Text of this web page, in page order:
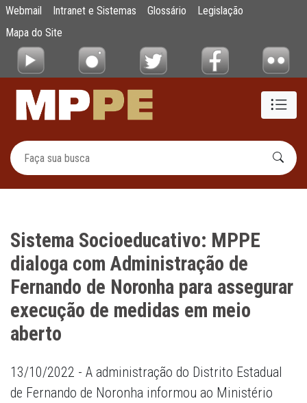
Pular para o Conteúdo principal
Sistema Socioeducativo: MPPE dialoga
Webmail Intranet e Sistemas Glossário
Legislação
Mapa do Site
Sistema Socioeducativo: MPPE
dialoga com Administração de
Fernando de Noronha para assegurar
execução de medidas em meio
aberto
13/10/2022 - A administração do Distrito Estadual
de Fernando de Noronha informou ao Ministério